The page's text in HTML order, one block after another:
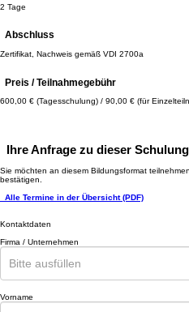
2 Tage
Abschluss
Zertifikat, Nachweis gemäß VDI 2700a
Preis / Teilnahmegebühr
600,00 € (Tagesschulung) / 90,00 € (für
Ihre Anfrage zu dieser
Sie möchten an diesem Bildungsformat
bestätigen.
Alle Termine in der Übersicht (PDF)
Kontaktdaten
Firma / Unternehmen
Vorname